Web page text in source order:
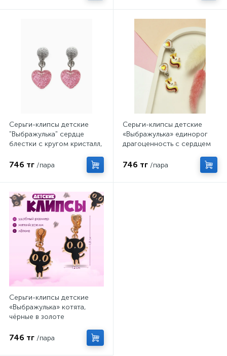
Серьги-клипсы детские
"Выбражулька" сердце
блестки с кругом кристалл,
746 тг /пара
Серьги-клипсы детские
«Выбражулька» единорог
драгоценность с сердцем
746 тг /пара
Серьги-клипсы детские
«Выбражулька» котята,
чёрные в золоте
746 тг /пара